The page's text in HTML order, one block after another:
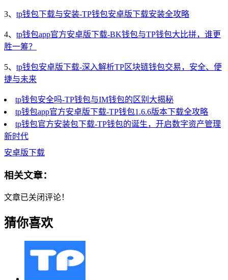
3、 tp钱包下载与安装-TP钱包安卓版下载安装全攻略
4、 tp钱包app官方安卓版下载-BK钱包与TP钱包大比拼，谁更
胜一筹？
5、 tp钱包安卓版下载-深入解析TP区块链钱包交易，安全、便
捷与未来
tp钱包安全吗-TP钱包与IM钱包的区别大揭秘
tp钱包app官方安卓版下载-TP钱包1.6.6版本下载全攻略
tp钱包官方安装包下载-TP钱包的诞生，开启数字资产管理
新时代
安卓版下载
相关文章：
文章已关闭评论！
猜你喜欢